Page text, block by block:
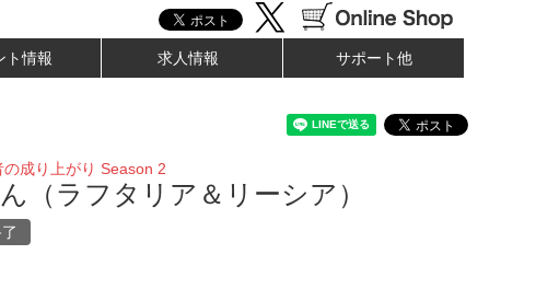
ト情報 求人情報 サポート他
の成り上がり Season 2
（ラフタリア＆リーシア）